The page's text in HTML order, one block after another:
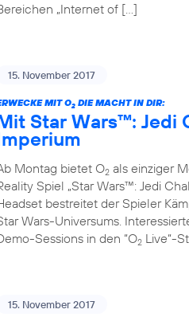
„Internet of […]
15. November 2017
MIT O2 DIE MACHT IN DIR:
Star Wars™: Jedi
Montag bietet O2 als einziger
Spiel „Star Wars™: Jedi
bestreitet der Spieler
Wars-Universums.
Sessions in den “O2 Live“-
15. November 2017